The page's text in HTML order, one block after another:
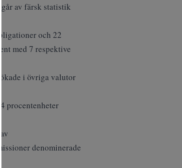
av färsk statistik
och 22
med 7 respektive
i övriga valutor
procentenheter
denominerade